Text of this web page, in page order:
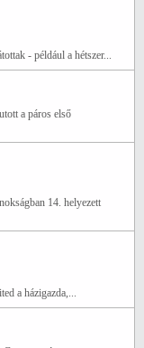
- például a hétszer...
a páros első
14. helyezett
a házigazda,...